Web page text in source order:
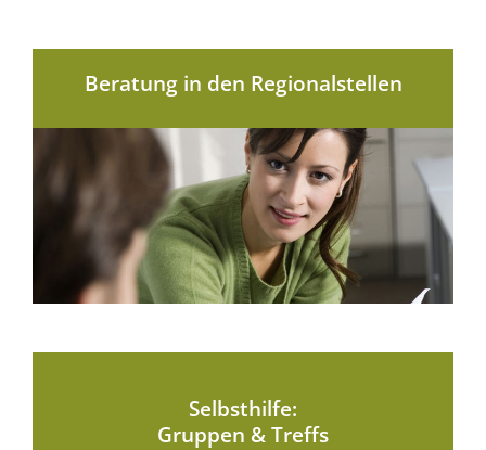
Beratung in den Regionalstellen
Selbsthilfe:
Gruppen & Treffs